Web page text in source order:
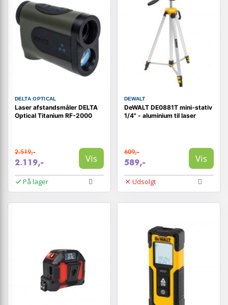
DELTA OPTICAL
Laser afstandsmåler DELTA
Optical Titanium RF-2000
2.519,-
2.119,- Vis
På lager
DEWALT
DeWALT DE0881T mini-stativ
1/4" - aluminium til laser
609,-
589,- Vis
Udsolgt